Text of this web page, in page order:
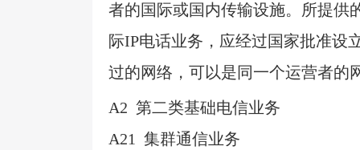
者的国际或国内传输设施。所提供
际IP电话业务，应经过国家批准设
过的网络，可以是同一个运营者的
A2 第二类基础电信业务
A21 集群通信业务